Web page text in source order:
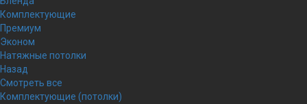
Комплектующие
Премиум
Эконом
Натяжные потолки
Назад
Смотреть все
Комплектующие (потолки)